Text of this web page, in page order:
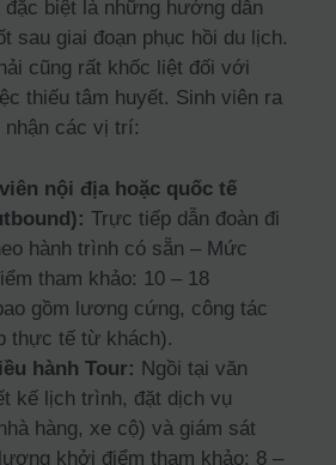
biệt là những hướng dẫn
sau giai đoạn phục hồi du lịch.
cũng rất khốc liệt đối với
thiếu tâm huyết. Sinh viên ra
các vị trí:
nội địa hoặc quốc tế
Trực tiếp dẫn đoàn đi
hành trình có sẵn – Mức
tham khảo: 10 – 18
gồm lương cứng, công tác
thực tế từ khách).
hành Tour: Ngồi tại văn
kế lịch trình, đặt dịch vụ
hàng, xe cộ) và giám sát
khởi điểm tham khảo: 8 –